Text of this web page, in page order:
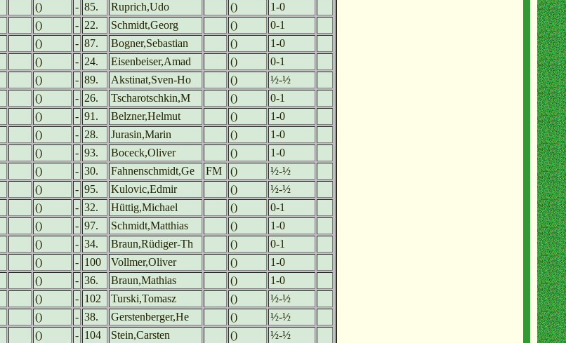
() - 85. Ruprich,Udo ()
1-0
() - 22. Schmidt,Georg ()
0-1
() - 87. Bogner,Sebastian ()
1-0
() - 24. Eisenbeiser,Amad ()
0-1
() - 89. Akstinat,Sven-Ho ()
½-½
() - 26. Tscharotschkin,M ()
0-1
() - 91. Belzner,Helmut ()
1-0
() - 28. Jurasin,Marin ()
1-0
() - 93. Boceck,Oliver ()
1-0
() - 30. Fahnenschmidt,Ge FM ()
½-½
() - 95. Kulovic,Edmir ()
½-½
() - 32. Hüttig,Michael ()
0-1
() - 97. Schmidt,Matthias ()
1-0
() - 34. Braun,Rüdiger-Th ()
0-1
() - 100 Vollmer,Oliver ()
1-0
() - 36. Braun,Mathias ()
1-0
() - 102 Turski,Tomasz ()
½-½
() - 38. Gerstenberger,He ()
½-½
() - 104 Stein,Carsten ()
½-½